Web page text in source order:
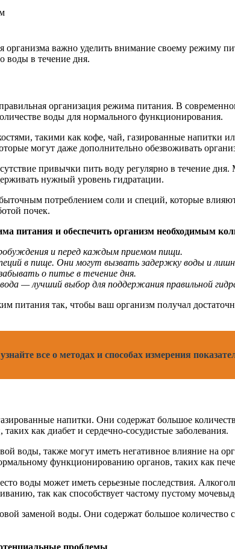
важно уделить внимание своему режиму
воды в течение дня.
организация режима питания. В
воды для нормального функционирования.
такими как кофе, чай, газированные напитки
могут даже дополнительно обезвоживать
привычки пить воду регулярно в течение
нужный уровень гидратации.
потреблением соли и специй, которые
почек.
питания и обеспечить организм необходимым
и перед каждым приемом пищи.
в пище. Они могут вызвать задержку воды и
о питье в течение дня.
— лучший выбор для поддержания правильной
питания так, чтобы ваш организм получал
все о методах и способах измерения
напитки. Они содержат большое
как диабет и сердечно-сосудистые заболевания.
воды, также могут иметь негативное влияние на
функционированию органов, таких как
воды может иметь серьезные последствия.
так как способствует частому пустому
заменой воды. Они содержат большое
проблемы